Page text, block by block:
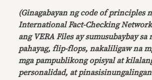
(Ginagabayan ng code of principles
International Fact-Checking
ang VERA Files ay sumusubaybay sa
pahayag, flip-flops, nakaliligaw na
mga pampublikong opisyal at
personalidad, at